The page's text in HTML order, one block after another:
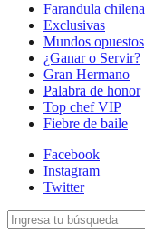
Farandula chilena
Exclusivas
Mundos opuestos
¿Ganar o Servir?
Gran Hermano
Palabra de honor
Top chef VIP
Fiebre de baile
Facebook
Instagram
Twitter